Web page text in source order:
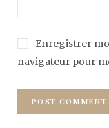
Enregistrer
navigateur pour